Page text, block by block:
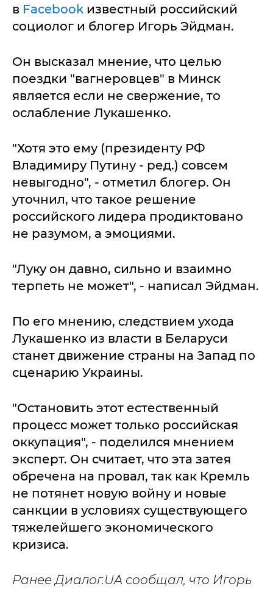
в Facebook известный российский
социолог и блогер Игорь Эйдман.
Он высказал мнение, что целью
поездки "вагнеровцев" в Минск
является если не свержение, то
ослабление Лукашенко.
"Хотя это ему (президенту РФ
Владимиру Путину - ред.) совсем
невыгодно", - отметил блогер. Он
уточнил, что такое решение
российского лидера продиктовано
не разумом, а эмоциями.
"Луку он давно, сильно и взаимно
терпеть не может", - написал Эйдман.
По его мнению, следствием ухода
Лукашенко из власти в Беларуси
станет движение страны на Запад по
сценарию Украины.
"Остановить этот естественный
процесс может только российская
оккупация", - поделился мнением
эксперт. Он считает, что эта затея
обречена на провал, так как Кремль
не потянет новую войну и новые
санкции в условиях существующего
тяжелейшего экономического
кризиса.
Ранее Диалог.UA сообщал, что Игорь